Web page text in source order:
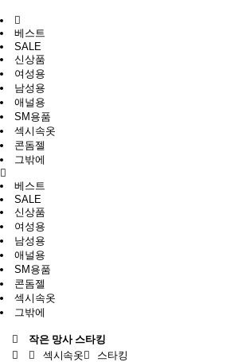
베스트
SALE
신상품
여성용
남성용
애널용
SM용품
섹시속옷
콘돔젤
그밖에
베스트
SALE
신상품
여성용
남성용
애널용
SM용품
콘돔젤
섹시속옷
그밖에
작은 망사 스타킹
섹시속옷
스타킹